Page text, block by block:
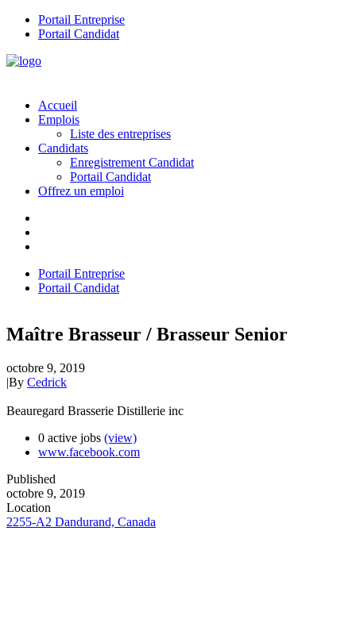
Portail Entreprise
Portail Candidat
Accueil
Emplois
Liste des entreprises
Candidats
Enregistrement Candidat
Portail Candidat
Offrez un emploi
Portail Entreprise
Portail Candidat
Maître Brasseur / Brasseur Senior
octobre 9, 2019
|By Cedrick
Beauregard Brasserie Distillerie inc
0 active jobs (view)
www.facebook.com
Published
octobre 9, 2019
Location
2255-A2 Dandurand, Canada